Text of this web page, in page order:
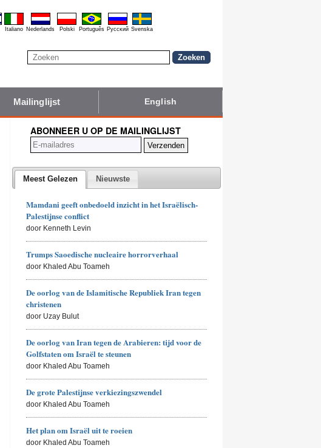
Italiano Nederlands Polski Português Pyccĸий Svenska
Mailinglijst English
ABONNEER U OP DE MAILINGLIJST
Meest Gelezen Nieuwste
Mamdani geeft onbedoeld inzicht in het Israëlisch-
Palestijnse conflict
door Kenneth Levin
Trumps Saoedische nucleaire horrorverhaal
door Khaled Abu Toameh
De oorlog van de Islamitische Republiek Iran tegen
christenen
door Uzay Bulut
De oorlog van Iran tegen de Arabieren: tijd voor de
Golfstaten om Israël te steunen
door Khaled Abu Toameh
De grote Palestijnse verkiezingszwendel
door Khaled Abu Toameh
Het plan om Israël uit te roeien
door Khaled Abu Toameh